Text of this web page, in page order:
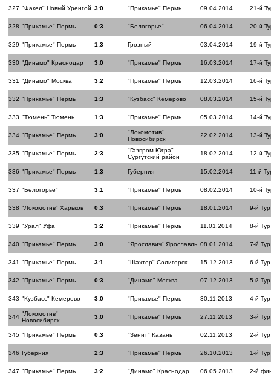
327 "Факел" Новый Уренгой 3:0 "Прикамье" Пермь 09.04.2014 21-й
328 "Прикамье" Пермь 0:3 "Белогорье" 06.04.2014 20-й
329 "Прикамье" Пермь 1:3 Грозный 03.04.2014 19-й
330 "Динамо" Краснодар 3:0 "Прикамье" Пермь 16.03.2014 17-й
331 "Динамо" Москва 3:2 "Прикамье" Пермь 12.03.2014 16-й
332 "Прикамье" Пермь 1:3 "Кузбасс" Кемерово 08.03.2014 15-й
333 "Тюмень" Тюмень 1:3 "Прикамье" Пермь 05.03.2014 14-й
334 "Прикамье" Пермь 3:0
"Локомотив"
Новосибирск
22.02.2014 13-й
335 "Прикамье" Пермь 2:3
"Газпром-Югра"
Сургутский район
18.02.2014 12-й
336 "Прикамье" Пермь 1:3 Губерния 15.02.2014 11-й
337 "Белогорье" 3:1 "Прикамье" Пермь 08.02.2014 10-й
338 "Локомотив" Харьков 0:3 "Прикамье" Пермь 18.01.2014 9-й Тур
339 "Урал" Уфа 3:2 "Прикамье" Пермь 11.01.2014 8-й Тур
340 "Прикамье" Пермь 3:0 "Ярославич" Ярославль 08.01.2014 7-й Тур
341 "Прикамье" Пермь 3:1 "Шахтер" Солигорск 15.12.2013 6-й Тур
342 "Прикамье" Пермь 0:3 "Динамо" Москва 07.12.2013 5-й Тур
343 "Кузбасс" Кемерово 3:0 "Прикамье" Пермь 30.11.2013 4-й Тур
344 "Локомотив"
Новосибирск
3:0 "Прикамье" Пермь 27.11.2013 3-й Тур
345 "Прикамье" Пермь 0:3 "Зенит" Казань 02.11.2013 2-й Тур
346 Губерния 2:3 "Прикамье" Пермь 26.10.2013 1-й Тур
347 "Прикамье" Пермь 3:2 "Динамо" Краснодар 06.05.2013 2-й